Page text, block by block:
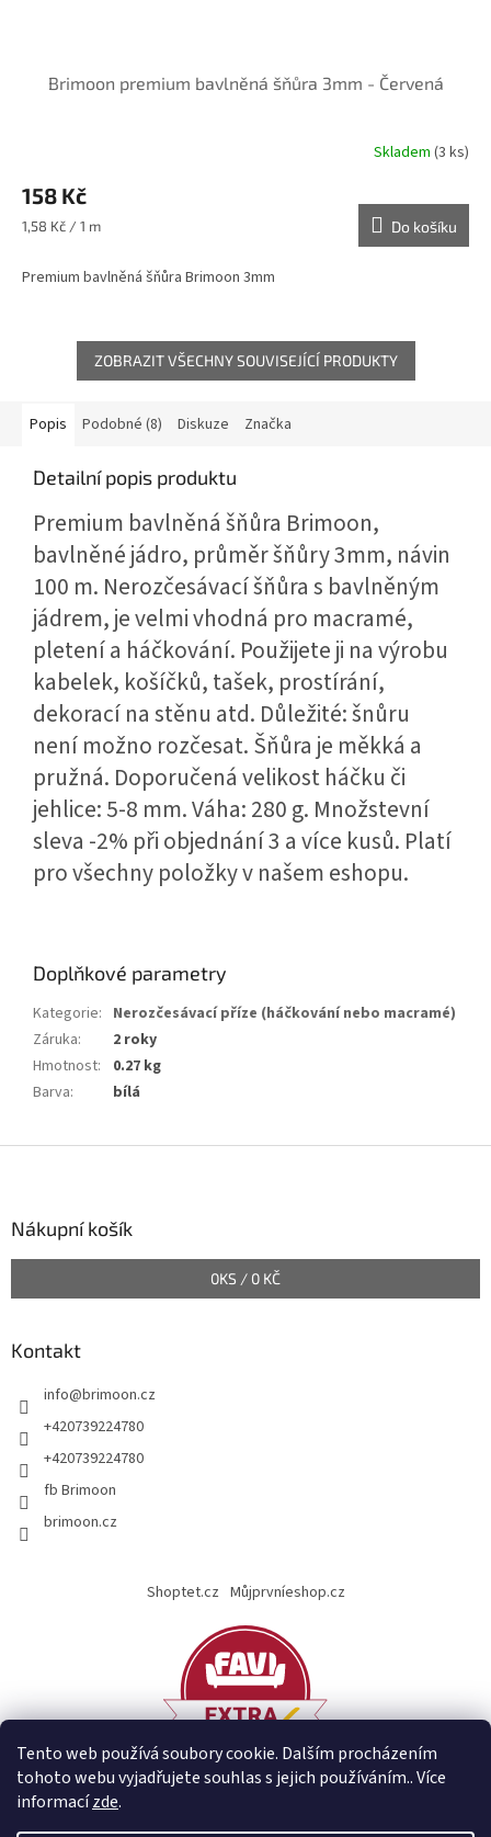
Tento web používá soubory cookie. Dalším procházením
tohoto webu vyjadřujete souhlas s jejich používáním.. Více
informacízde.
Brimoon premium bavlněná šňůra 3mm - Červená
Skladem (3 ks)
158 Kč
Měrná
1,58 Kč / 1 m Do košíku
Premium bavlněná šňůra Brimoon 3mm
ZOBRAZIT VŠECHNY SOUVISEJÍCÍ PRODUKTY
Popis Podobné (8) Diskuze Značka
Detailní popis produktu
Premium bavlněná šňůra Brimoon,
bavlněné jádro, průměr šňůry 3mm, návin
100 m. Nerozčesávací šňůra s bavlněným
jádrem, je velmi vhodná pro macramé,
pletení a háčkování. Použijete ji na výrobu
kabelek, košíčků, tašek, prostírání,
dekorací na stěnu atd. Důležité: šnůru
není možno rozčesat. Šňůra je měkká a
pružná. Doporučená velikost háčku či
jehlice: 5-8 mm. Váha: 280 g. Množstevní
sleva -2% při objednání 3 a více kusů. Platí
pro všechny položky v našem eshopu.
Doplňkové parametry
Kategorie: Nerozčesávací příze (háčkování nebo macramé)
Záruka:
2 roky
Hmotnost:
0.27 kg
Barva: bílá
Nákupní košík
0KS / 0 KČ
Kontakt
info@brimoon.cz
+420739224780
+420739224780
fb Brimoon
brimoon.cz
Shoptet.cz Můjprvníeshop.cz